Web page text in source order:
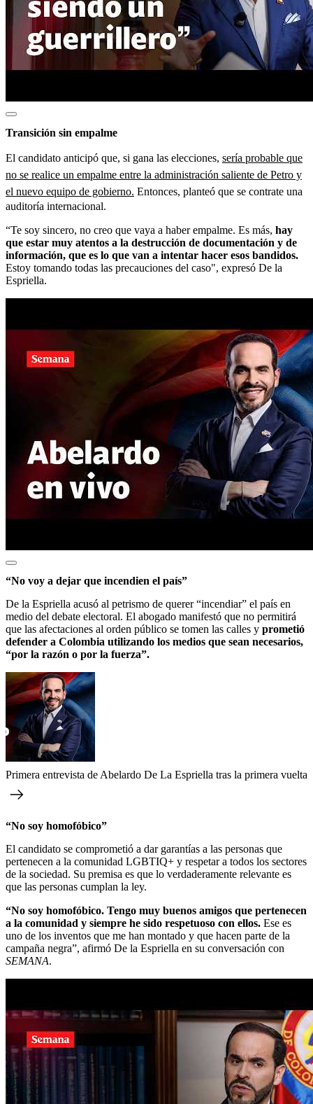
Transición sin empalme
El candidato anticipó que, si gana las elecciones, sería probable que
no se realice un empalme entre la administración saliente de Petro y
el nuevo equipo de gobierno. Entonces, planteó que se contrate una
auditoría internacional.
“Te soy sincero, no creo que vaya a haber empalme. Es más, hay
que estar muy atentos a la destrucción de documentación y de
información, que es lo que van a intentar hacer esos bandidos.
Estoy tomando todas las precauciones del caso", expresó De la
Espriella.
“No voy a dejar que incendien el país”
De la Espriella acusó al petrismo de querer “incendiar” el país en
medio del debate electoral. El abogado manifestó que no permitirá
que las afectaciones al orden público se tomen las calles y prometió
defender a Colombia utilizando los medios que sean necesarios,
“por la razón o por la fuerza”.
Primera entrevista de Abelardo De La Espriella tras la primera vuelta
“No soy homofóbico”
El candidato se comprometió a dar garantías a las personas que
pertenecen a la comunidad LGBTIQ+ y respetar a todos los sectores
de la sociedad. Su premisa es que lo verdaderamente relevante es
que las personas cumplan la ley.
“No soy homofóbico. Tengo muy buenos amigos que pertenecen
a la comunidad y siempre he sido respetuoso con ellos. Ese es
uno de los inventos que me han montado y que hacen parte de la
campaña negra”, afirmó De la Espriella en su conversación con
SEMANA.